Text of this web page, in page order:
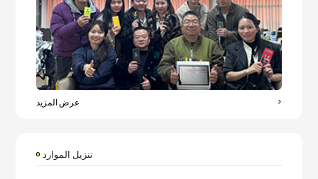
عرض المزيد
تنزيل الموارد